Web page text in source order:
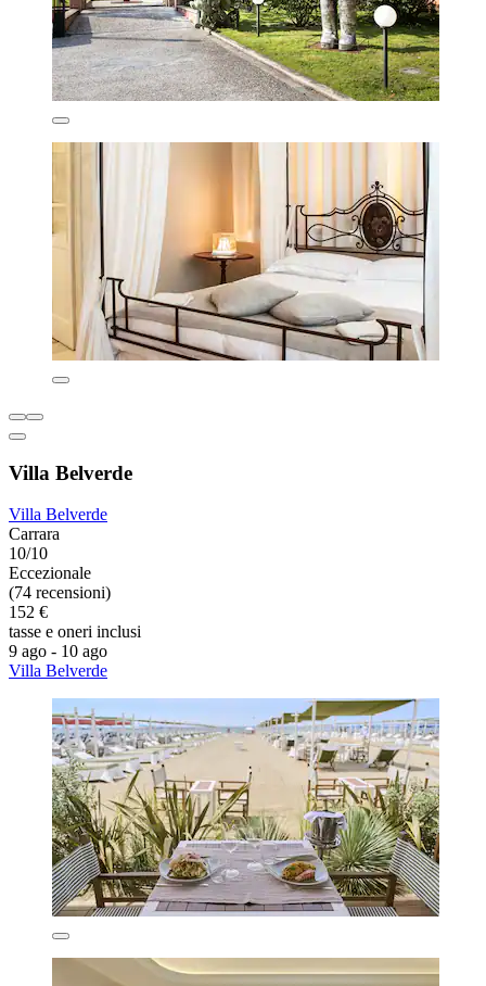
Villa Belverde
Villa Belverde
Carrara
10/10
Eccezionale
(74 recensioni)
152 €
tasse e oneri inclusi
9 ago - 10 ago
Villa Belverde